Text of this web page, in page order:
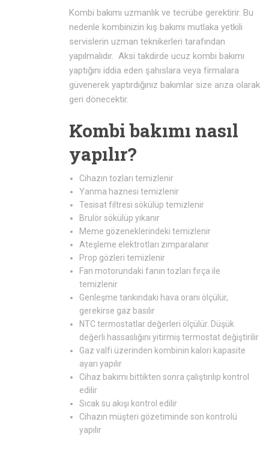
Kombi bakımı uzmanlık ve tecrübe gerektirir. Bu
nedenle kombinizin kış bakımı mutlaka yetkili
servislerin uzman teknikerleri tarafından
yapılmalıdır. Aksi takdirde ucuz kombi bakımı
yaptığını iddia eden şahıslara veya firmalara
güvenerek yaptırdığınız bakımlar size arıza olarak
geri dönecektir.
Kombi bakımı nasıl
yapılır?
Cihazın tozları temizlenir
Yanma haznesi temizlenir
Tesisat filtresi sökülüp temizlenir
Brulör sökülüp yıkanır
Meme gözeneklerindeki temizlenir
Ateşleme elektrotları zımparalanır
Prop gözleri temizlenir
Fan motorundaki fanın tozları fırça ile
temizlenir
Genleşme tankındaki hava oranı ölçülür,
gerekirse gaz basılır
NTC termostatlar değerleri ölçülür. Düşük
değerli hassaslığını yitirmiş termostat değiştirilir
Gaz valfi üzerinden kombinin kalori kapasite
ayarı yapılır
Cihaz bakımı bittikten sonra çalıştırılıp kontrol
edilir
Sıcak su akışı kontrol edilir
Cihazın müşteri gözetiminde son kontrolü
yapılır